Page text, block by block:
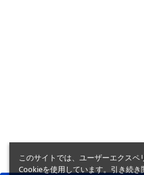
このサイトでは、ユーザーエクスペ
Cookieを使用しています。引き続き